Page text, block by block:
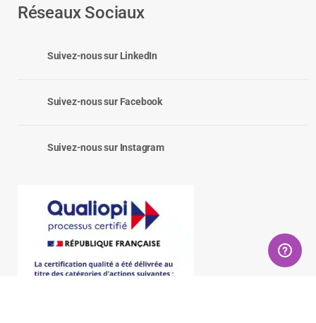
Réseaux Sociaux
Suivez-nous sur LinkedIn
Suivez-nous sur Facebook
Suivez-nous sur Instagram